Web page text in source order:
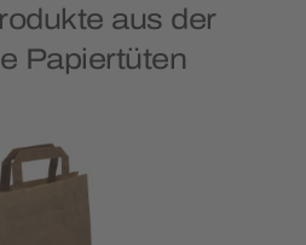
aus der
Papiertüten